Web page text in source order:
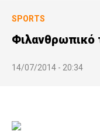
SPORTS
Φιλανθρωπικό
14/07/2014 - 20:34